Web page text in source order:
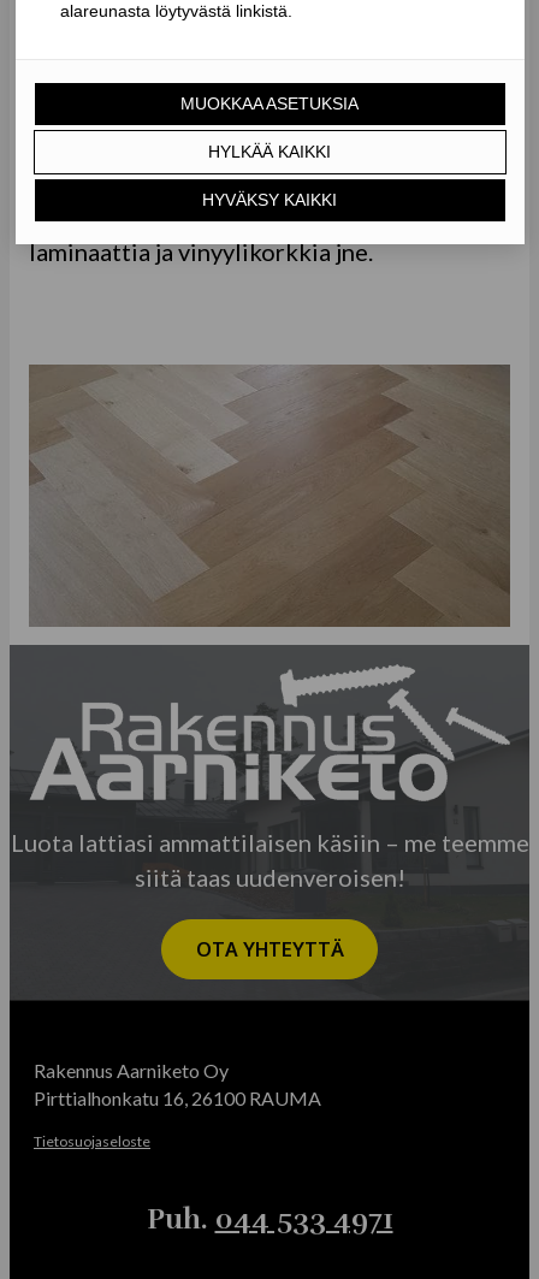
palvelutarjontaamme kuuluu mm. puu- ja
parkettilattioiden hionta, lakkaus, värjäys ja
kaikki asennuspalvelut. Teemme myös
lattioiden tasoitustyöt ja asennamme
monipuolisesti eri lattiavaihtoehtoja kuten
laminaattia ja vinyylikorkkia jne.
Luota lattiasi ammattilaisen käsiin – me teemme
siitä taas uudenveroisen!
OTA YHTEYTTÄ
Rakennus Aarniketo Oy
Pirttialhonkatu 16, 26100 RAUMA
Tietosuojaseloste
Puh. 044 533 4971